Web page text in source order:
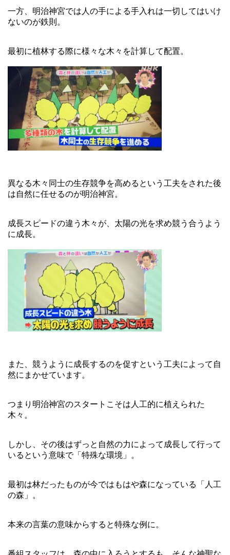
一方、明治神宮では人の手による手入れは一切してはいけ
ないのが鉄則。
最初に植林する際に様々な木々を計算して配置。
異なる木々同士の生存競争を高めるという工夫をされた後
は自然に任せるのが明治神宮。
成長スピードの違う木々が、太陽の光を求め競う合うよう
に成長。
また、競うように成長するのを促すという工夫によって自
然にまかせています。
つまり明治神宮のスタートこそは人工的に植えられた
木々。
しかし、その後はずっと自然の力によって成長して行って
いるという意味で「特殊な環境」。
最初は林だったものが今ではもはや森になっている「人工
の森」。
本来の言葉の意味からすると特殊な例に。